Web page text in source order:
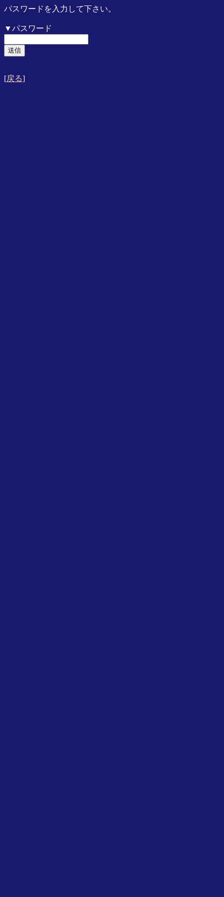
パスワードを入力して下さい。
▼パスワード
[戻る]